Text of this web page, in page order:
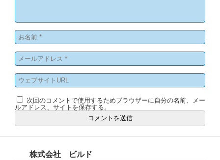
次回のコメントで使用するためブラウザーに自分の名前、メー
ルアドレス、サイトを保存する。
株式会社 ビルド